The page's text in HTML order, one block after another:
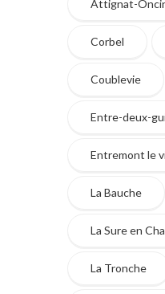
Attignat-
Corbel
Coublevie
Entre-deux-
Entremont le
La Bauche
La Sure en
La Tronche